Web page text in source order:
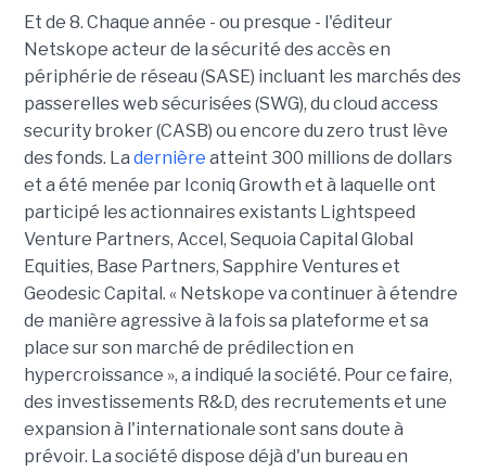
Et de 8. Chaque année - ou presque - l'éditeur
Netskope acteur de la sécurité des accès en
périphérie de réseau (SASE) incluant les marchés des
passerelles web sécurisées (SWG), du cloud access
security broker (CASB) ou encore du zero trust lève
des fonds. La dernière atteint 300 millions de dollars
et a été menée par Iconiq Growth et à laquelle ont
participé les actionnaires existants Lightspeed
Venture Partners, Accel, Sequoia Capital Global
Equities, Base Partners, Sapphire Ventures et
Geodesic Capital. « Netskope va continuer à étendre
de manière agressive à la fois sa plateforme et sa
place sur son marché de prédilection en
hypercroissance », a indiqué la société. Pour ce faire,
des investissements R&D, des recrutements et une
expansion à l'internationale sont sans doute à
prévoir. La société dispose déjà d'un bureau en